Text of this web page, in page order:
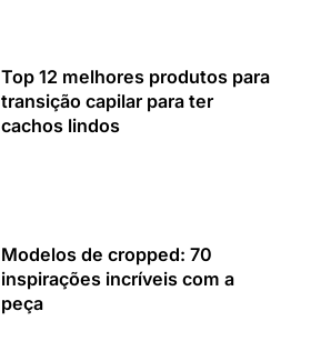
Top 12 melhores produtos para
transição capilar para ter
cachos lindos
Modelos de cropped: 70
inspirações incríveis com a
peça